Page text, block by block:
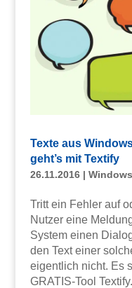
Texte aus
geht’s mit Textify
26.11.2016| Windows
Tritt ein Fehler auf
Nutzer eine
System einen
den Text einer
eigentlich nicht. Es
GRATIS-Tool Textify.